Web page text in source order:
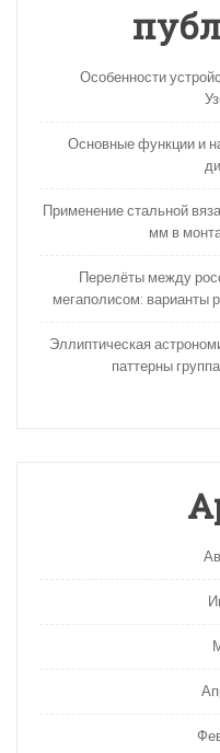
Особенности
Основные функции и
Применение стальной
мм в
Перелёты между
мегаполисом: варианты
Эллиптическая
паттерны